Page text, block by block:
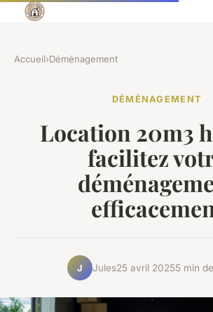
Accueil›Déménagement
DÉMÉNAGEMENT
Location 20m3
facilitez
J Jules25 avril 20255 min